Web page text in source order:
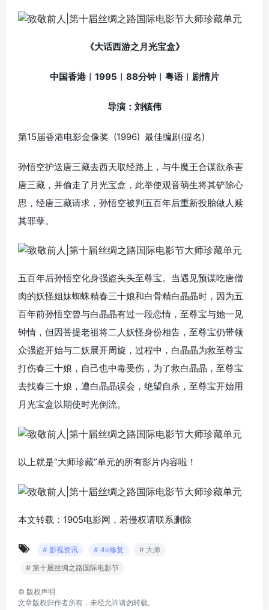
《大话西游之月光宝盒》
中国香港︱1995︱88分钟︱粤语︱剧情片
导演：刘镇伟
第15届香港电影金像奖 (1996) 最佳编剧(提名)
孙悟空护送唐三藏去西天取经路上，与牛魔王合谋欲杀害
唐三藏，并偷走了月光宝盒，此举使观音萌生将其铲除心
思，经唐三藏请求，孙悟空被判五百年后重新投胎做人赎
其罪孽。
五百年后孙悟空化身强盗头头至尊宝。当遇见预谋吃唐僧
肉的妖怪姐妹蜘蛛精春三十娘和白骨精白晶晶时，因为五
百年前孙悟空曾与白晶晶有过一段恋情，至尊宝与她一见
钟情，但因菩提老祖将二人妖怪身份相告，至尊宝仍带领
众强盗开始与二妖展开周旋，过程中，白晶晶为救至尊宝
打伤春三十娘，自己也中毒受伤，为了救白晶晶，至尊宝
去找春三十娘，遭白晶晶误会，绝望自杀，至尊宝开始用
月光宝盒以期使时光倒流。
以上就是“大师珍藏”单元的所有影片内容啦！
本文转载：1905电影网，若侵权请联系删除
# 影视资讯 # 4k修复
# 大师
# 第十届丝绸之路国际电影节
© 版权声明
文章版权归作者所有，未经允许请勿转载。